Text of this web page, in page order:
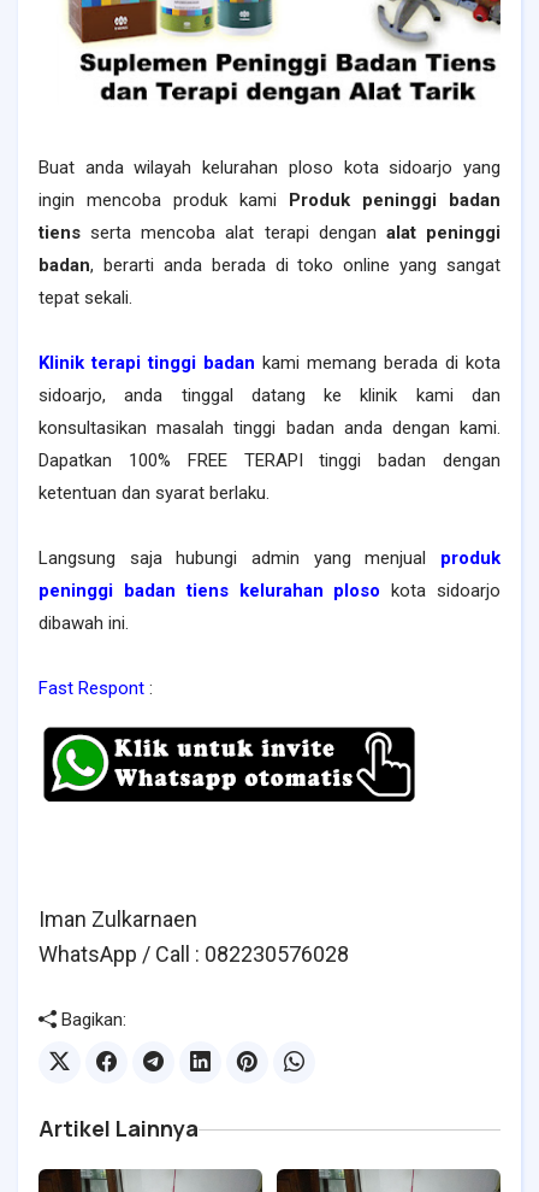
Buat anda wilayah kelurahan ploso kota sidoarjo yang
ingin mencoba produk kami Produk peninggi badan
tiens serta mencoba alat terapi dengan alat peninggi
badan, berarti anda berada di toko online yang sangat
tepat sekali.
Klinik terapi tinggi badan kami memang berada di kota
sidoarjo, anda tinggal datang ke klinik kami dan
konsultasikan masalah tinggi badan anda dengan kami.
Dapatkan 100% FREE TERAPI tinggi badan dengan
ketentuan dan syarat berlaku.
Langsung saja hubungi admin yang menjual produk
peninggi badan tiens kelurahan ploso kota sidoarjo
dibawah ini.
Fast Respont :
Iman Zulkarnaen
WhatsApp / Call : 082230576028
Bagikan:
Artikel Lainnya